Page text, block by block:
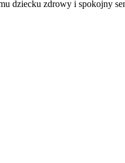
dziecku zdrowy i spokojny